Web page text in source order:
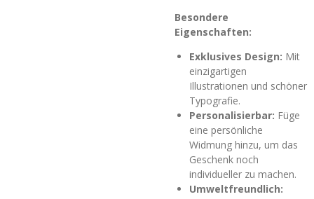
Besondere
Eigenschaften:
Exklusives Design: Mit
einzigartigen
Illustrationen und schöner
Typografie.
Personalisierbar: Füge
eine persönliche
Widmung hinzu, um das
Geschenk noch
individueller zu machen.
Umweltfreundlich: